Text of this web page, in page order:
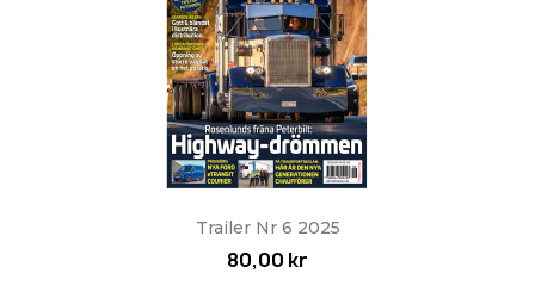
Trailer Nr 6 2025
80,00 kr